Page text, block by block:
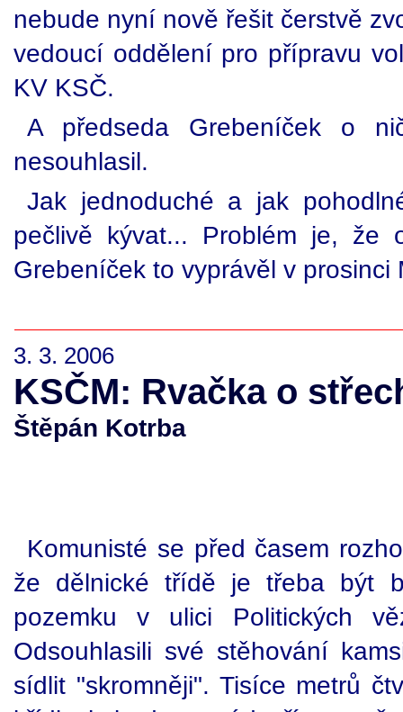
nebude nyní nově řešit čerstvě
vedoucí oddělení pro přípravu
KV KSČ.
A předseda Grebeníček o
nesouhlasil.
Jak jednoduché a jak
pečlivě kývat... Problém je,
Grebeníček to vyprávěl v prosinci
3. 3. 2006
KSČM: Rvačka o
Štěpán Kotrba
Komunisté se před časem
že dělnické třídě je třeba být
pozemku v ulici Politických
Odsouhlasili své stěhování
sídlit "skromněji". Tisíce metrů